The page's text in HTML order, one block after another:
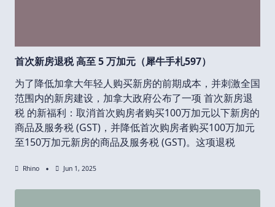
首次新房退税 高至 5 万加元（犀牛手札597）
为了降低加拿大年轻人购买新房的前期成本，并刺激全国
范围内的新房建设，加拿大政府公布了一项 首次新房退
税 的新福利：取消首次购房者购买100万加元以下新房的
商品及服务税 (GST)，并降低首次购房者购买100万加元
至150万加元新房的商品及服务税 (GST)。这项退税
Rhino Jun 1, 2025